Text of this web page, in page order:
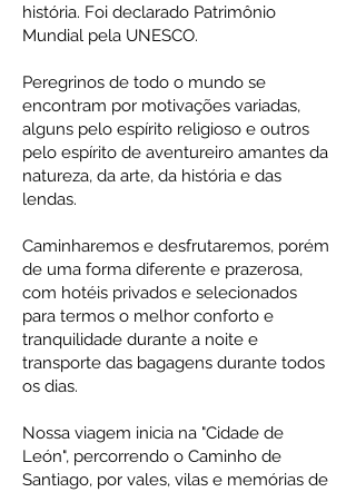
história. Foi declarado Patrimônio
Mundial pela UNESCO.
Peregrinos de todo o mundo se
encontram por motivações variadas,
alguns pelo espírito religioso e outros
pelo espírito de aventureiro amantes da
natureza, da arte, da história e das
lendas.
Caminharemos e desfrutaremos, porém
de uma forma diferente e prazerosa,
com hotéis privados e selecionados
para termos o melhor conforto e
tranquilidade durante a noite e
transporte das bagagens durante todos
os dias.
Nossa viagem inicia na "Cidade de
León", percorrendo o Caminho de
Santiago, por vales, vilas e memórias de